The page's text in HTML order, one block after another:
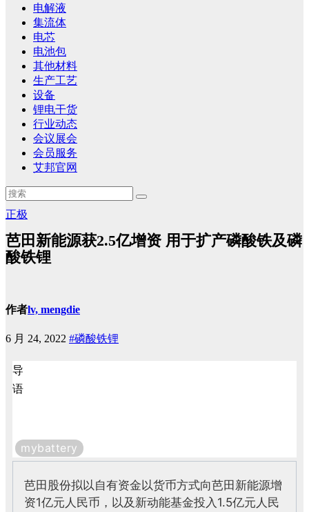
电解液
集流体
电芯
电池包
其他材料
生产工艺
设备
锂电干货
行业动态
会议展会
会员服务
艾邦官网
正极
芭田新能源获2.5亿增资 用于扩产磷酸铁及磷
酸铁锂
作者lv, mengdie
6 月 24, 2022 #磷酸铁锂
导
语
mybattery
芭田股份拟以自有资金以货币方式向芭田新能源增
资1亿元人民币，以及新动能基金投入1.5亿元人民